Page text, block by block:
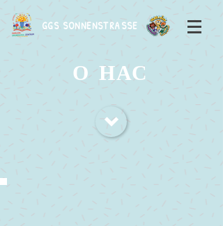
GGS SONNENSTRASSE
О НАС